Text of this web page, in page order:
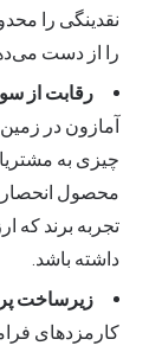
نقدینگی را محدود
را از دست می‌دهد.
رقابت از سوی
آمازون در زمین
چیزی به مشتریان
محصول انحصاری،
تجربه برند که
داشته باشد.
زیرساخت
کارمزدهای